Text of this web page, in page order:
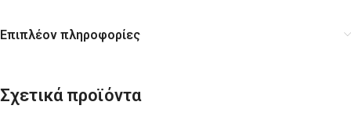
Επιπλέον πληροφορίες
Σχετικά προϊόντα